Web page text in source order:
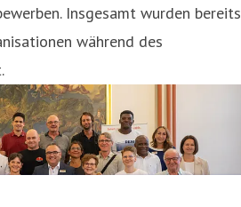
Insgesamt wurden bereits
während des